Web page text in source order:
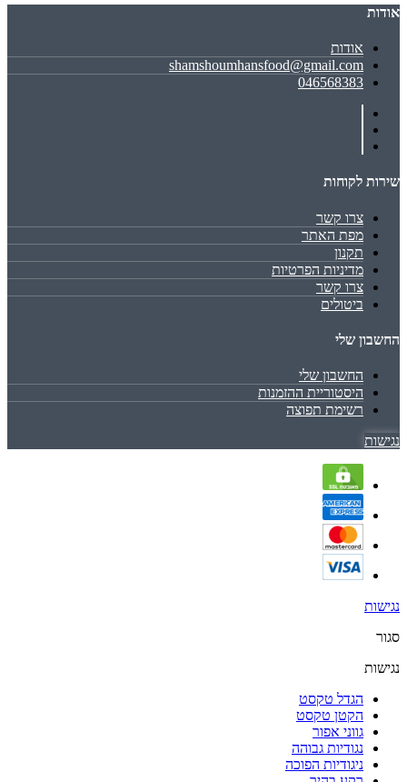
אודות
אודות
shamshoumhansfood@gmail.com
046568383
שירות לקוחות
צרו קשר
מפת האתר
תקנון
מדיניות הפרטיות
צרו קשר
ביטולים
החשבון שלי
החשבון שלי
היסטוריית ההזמנות
רשימת תפוצה
נגישות
נגישות
סגור
נגישות
הגדל טקסט
הקטן טקסט
גווני אפור
נגודיות גבוהה
ניגודיות הפוכה